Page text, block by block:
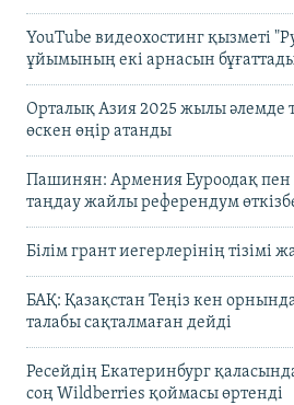
YouTube видеохостинг қызметі
ұйымының екі арнасын
Орталық Азия 2025 жылы әлемде
өскен өңір атанды
Пашинян: Армения Еуроодақ
таңдау жайлы референдум
Білім грант иегерлерінің тізімі
БАҚ: Қазақстан Теңіз кен
талабы сақталмаған дейді
Ресейдің Екатеринбург
соң Wildberries қоймасы өртенді